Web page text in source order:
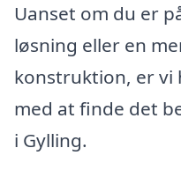
Uanset om du er
løsning eller en
konstruktion, er
med at finde det
i Gylling.